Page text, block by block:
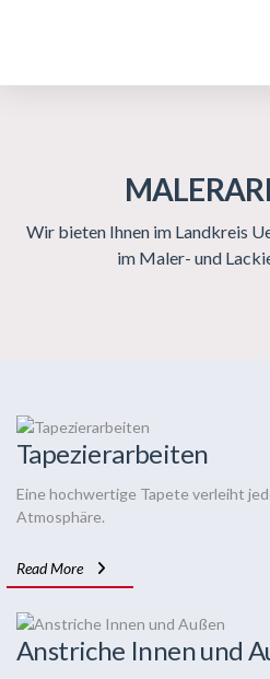
Wir bieten Ihnen im Landkreis
im Maler- und
Tapezierarbeiten
Eine hochwertige Tapete verleiht
Atmosphäre.
Read More
Anstriche Innen und